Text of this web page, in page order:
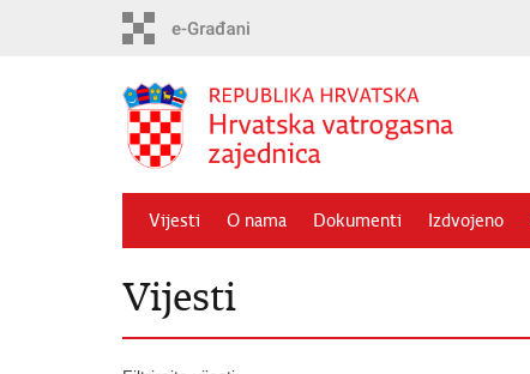
Vijesti O nama Dokumenti Izdvojeno
Vijesti